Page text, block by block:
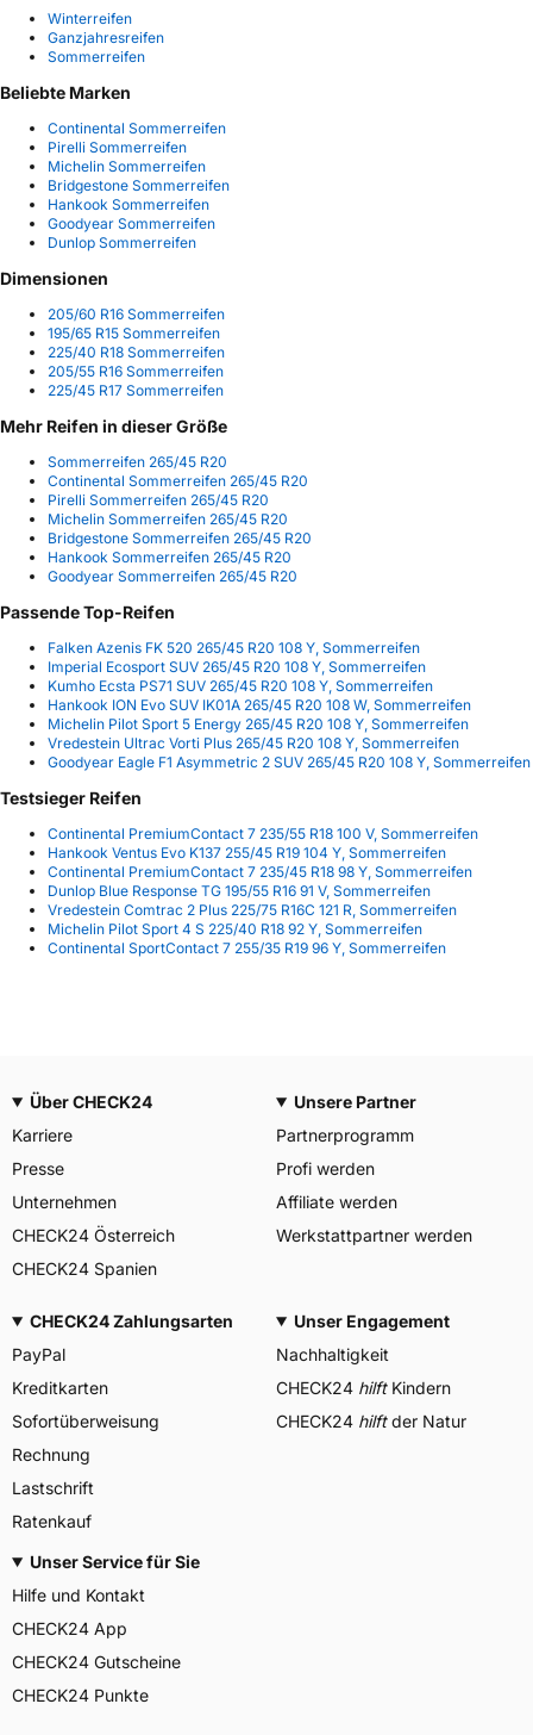
Winterreifen
Ganzjahresreifen
Sommerreifen
Beliebte Marken
Continental Sommerreifen
Pirelli Sommerreifen
Michelin Sommerreifen
Bridgestone Sommerreifen
Hankook Sommerreifen
Goodyear Sommerreifen
Dunlop Sommerreifen
Dimensionen
205/60 R16 Sommerreifen
195/65 R15 Sommerreifen
225/40 R18 Sommerreifen
205/55 R16 Sommerreifen
225/45 R17 Sommerreifen
Mehr Reifen in dieser Größe
Sommerreifen 265/45 R20
Continental Sommerreifen 265/45 R20
Pirelli Sommerreifen 265/45 R20
Michelin Sommerreifen 265/45 R20
Bridgestone Sommerreifen 265/45 R20
Hankook Sommerreifen 265/45 R20
Goodyear Sommerreifen 265/45 R20
Passende Top-Reifen
Falken Azenis FK 520 265/45 R20 108 Y, Sommerreifen
Imperial Ecosport SUV 265/45 R20 108 Y, Sommerreifen
Kumho Ecsta PS71 SUV 265/45 R20 108 Y, Sommerreifen
Hankook ION Evo SUV IK01A 265/45 R20 108 W, Sommerreifen
Michelin Pilot Sport 5 Energy 265/45 R20 108 Y, Sommerreifen
Vredestein Ultrac Vorti Plus 265/45 R20 108 Y, Sommerreifen
Goodyear Eagle F1 Asymmetric 2 SUV 265/45 R20 108 Y, Sommerreifen
Testsieger Reifen
Continental PremiumContact 7 235/55 R18 100 V, Sommerreifen
Hankook Ventus Evo K137 255/45 R19 104 Y, Sommerreifen
Continental PremiumContact 7 235/45 R18 98 Y, Sommerreifen
Dunlop Blue Response TG 195/55 R16 91 V, Sommerreifen
Vredestein Comtrac 2 Plus 225/75 R16C 121 R, Sommerreifen
Michelin Pilot Sport 4 S 225/40 R18 92 Y, Sommerreifen
Continental SportContact 7 255/35 R19 96 Y, Sommerreifen
Über CHECK24
Karriere
Presse
Unternehmen
CHECK24 Österreich
CHECK24 Spanien
Unsere Partner
Partnerprogramm
Profi werden
Affiliate werden
Werkstattpartner werden
CHECK24 Zahlungsarten
PayPal
Kreditkarten
Sofortüberweisung
Rechnung
Lastschrift
Ratenkauf
Unser Engagement
Nachhaltigkeit
CHECK24 hilftKindern
CHECK24 hilftder Natur
Unser Service für Sie
Hilfe und Kontakt
CHECK24 App
CHECK24 Gutscheine
CHECK24 Punkte